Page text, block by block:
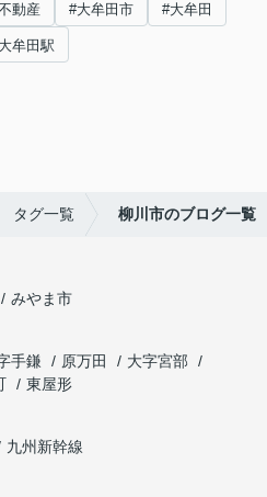
動産 #大牟田市 #大牟田
牟田駅
タグ一覧 柳川市のブログ一覧
みやま市
手鎌 原万田
大字宮部
東屋形
九州新幹線